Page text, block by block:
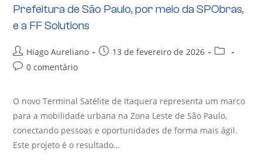
Prefeitura de São Paulo, por meio da SPObras,
e a FF Solutions
Hiago Aureliano
13 de fevereiro de 2026
0 comentário
O novo Terminal Satélite de Itaquera representa um marco
para a mobilidade urbana na Zona Leste de São Paulo,
conectando pessoas e oportunidades de forma mais ágil.
Este projeto é o resultado…